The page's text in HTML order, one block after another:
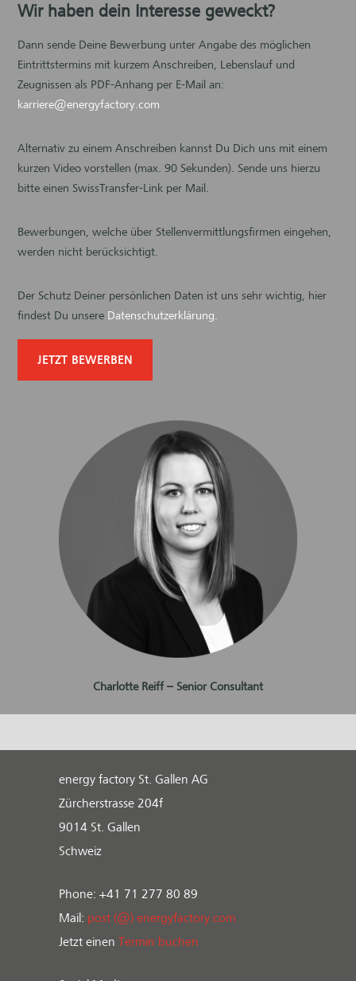
Wir haben dein Interesse geweckt?
Dann sende Deine Bewerbung unter Angabe des möglichen
Eintrittstermins mit kurzem Anschreiben, Lebenslauf und
Zeugnissen als PDF-Anhang per E-Mail an:
karriere@energyfactory.com
Alternativ zu einem Anschreiben kannst Du Dich uns mit einem
kurzen Video vorstellen (max. 90 Sekunden). Sende uns hierzu
bitte einen SwissTransfer-Link per Mail.
Bewerbungen, welche über Stellenvermittlungsfirmen eingehen,
werden nicht berücksichtigt.
Der Schutz Deiner persönlichen Daten ist uns sehr wichtig, hier
findest Du unsere Datenschutzerklärung.
JETZT BEWERBEN
Charlotte Reiff – Senior Consultant
energy factory St. Gallen AG
Zürcherstrasse 204f
9014 St. Gallen
Schweiz
Phone: +41 71 277 80 89
Mail: post (@) energyfactory.com
Jetzt einen Termin buchen